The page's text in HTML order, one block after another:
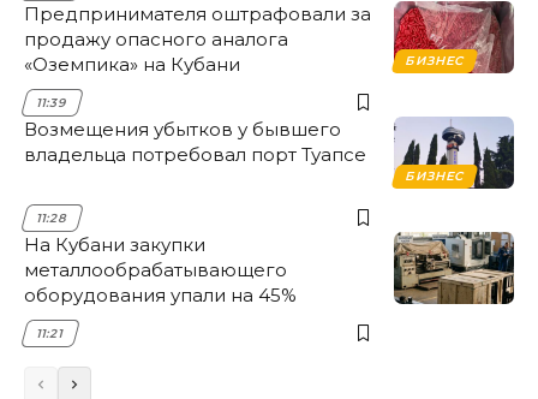
БИЗНЕС
Предпринимателя оштрафовали за
продажу опасного аналога
«Оземпика» на Кубани
11:39
БИЗНЕС
Возмещения убытков у бывшего
владельца потребовал порт Туапсе
11:28
На Кубани закупки
металлообрабатывающего
оборудования упали на 45%
11:21